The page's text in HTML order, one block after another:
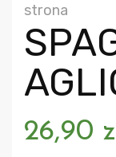
strona
26,90